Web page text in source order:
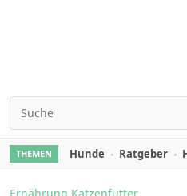
Search for:
THEMEN Hunde Ratgeber